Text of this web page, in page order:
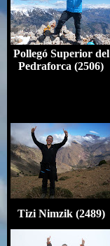
Pollegó Superior del
Pedraforca (2506)
Tizi Nimzik (2489)